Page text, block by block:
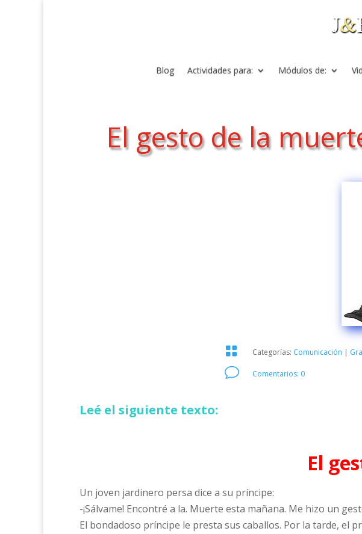
Blog Actividades para: Módulos de:
El gesto de la
 Categorías: Comunicación |
v Comentarios: 0
Leé el siguiente texto:
El
Un joven jardinero persa dice a su príncipe:
-¡Sálvame! Encontré a la. Muerte esta mañana. Me hizo un
El bondadoso príncipe le presta sus caballos. Por la tarde, el